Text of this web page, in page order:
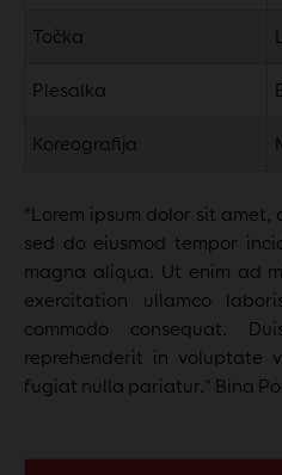
Točka
Plesalka
Koreografija
"Lorem ipsum dolor sit
sed do eiusmod tempor
magna aliqua. Ut enim ad
exercitation ullamco
commodo consequat.
reprehenderit in voluptate
fugiat nulla pariatur." Bina